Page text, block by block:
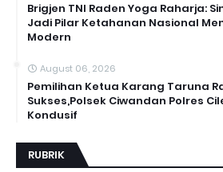
Brigjen TNI Raden Yoga Raharja:
Jadi Pilar Ketahanan Nasional
Modern
August 06, 2026
Pemilihan Ketua Karang Taruna
Sukses,Polsek Ciwandan Polres
Kondusif
RUBRIK